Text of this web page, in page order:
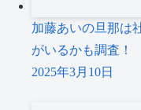
加藤あいの旦那は
がいるかも調査！
2025年3月10日